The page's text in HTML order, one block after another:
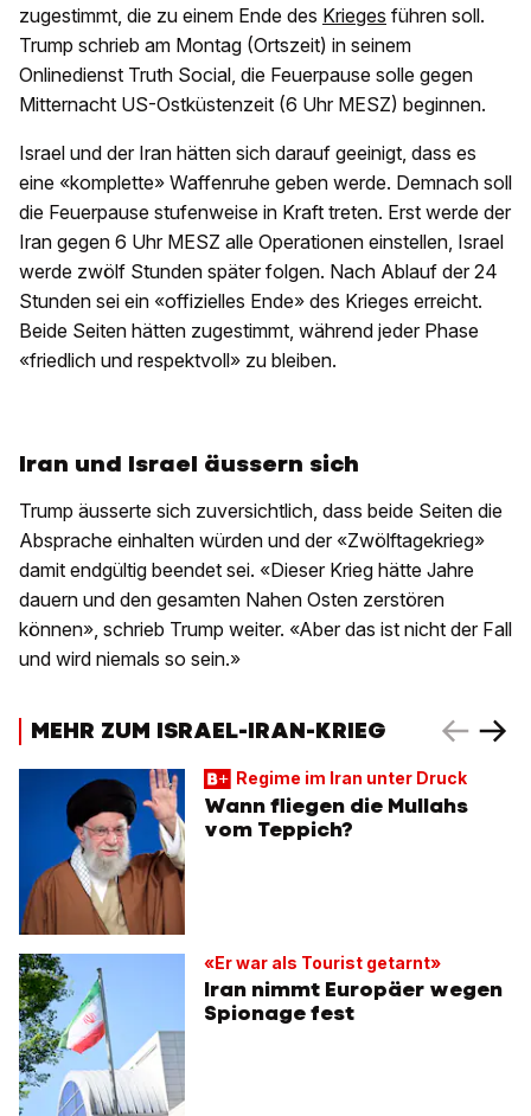
zugestimmt, die zu einem Ende des Krieges führen soll.
Trump schrieb am Montag (Ortszeit) in seinem
Onlinedienst Truth Social, die Feuerpause solle gegen
Mitternacht US-Ostküstenzeit (6 Uhr MESZ) beginnen.
Israel und der Iran hätten sich darauf geeinigt, dass es
eine «komplette» Waffenruhe geben werde. Demnach soll
die Feuerpause stufenweise in Kraft treten. Erst werde der
Iran gegen 6 Uhr MESZ alle Operationen einstellen, Israel
werde zwölf Stunden später folgen. Nach Ablauf der 24
Stunden sei ein «offizielles Ende» des Krieges erreicht.
Beide Seiten hätten zugestimmt, während jeder Phase
«friedlich und respektvoll» zu bleiben.
Iran und Israel äussern sich
Trump äusserte sich zuversichtlich, dass beide Seiten die
Absprache einhalten würden und der «Zwölftagekrieg»
damit endgültig beendet sei. «Dieser Krieg hätte Jahre
dauern und den gesamten Nahen Osten zerstören
können», schrieb Trump weiter. «Aber das ist nicht der Fall
und wird niemals so sein.»
MEHR ZUM ISRAEL-IRAN-KRIEG
Regime im Iran unter Druck
Wann fliegen die Mullahs
vom Teppich?
«Er war als Tourist getarnt»
Iran nimmt Europäer wegen
Spionage fest